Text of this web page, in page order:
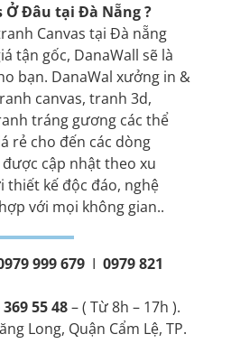
Ở Đâu tại Đà Nẵng ?
Canvas tại Đà nẵng
tận gốc, DanaWall sẽ là
bạn. DanaWal xưởng in &
canvas, tranh 3d,
tráng gương các thể
rẻ cho đến các dòng
cập nhật theo xu
thiết kế độc đáo, nghệ
với mọi không gian..
999 679I 0979 821
55 48– ( Từ 8h – 17h ).
Long, Quận Cẩm Lệ, TP.